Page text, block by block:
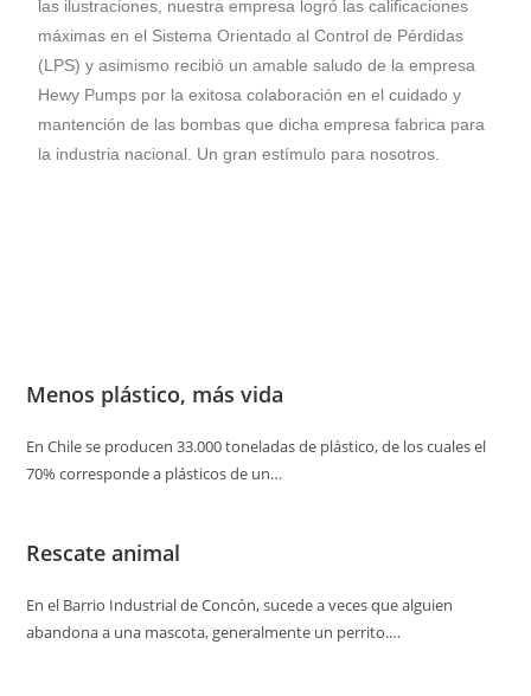
las ilustraciones, nuestra empresa logró las calificaciones
máximas en el Sistema Orientado al Control de Pérdidas
(LPS) y asimismo recibió un amable saludo de la empresa
Hewy Pumps por la exitosa colaboración en el cuidado y
mantención de las bombas que dicha empresa fabrica para
la industria nacional. Un gran estímulo para nosotros.
Menos plástico, más vida
En Chile se producen 33.000 toneladas de plástico, de los cuales el
70% corresponde a plásticos de un…
Rescate animal
En el Barrio Industrial de Concón, sucede a veces que alguien
abandona a una mascota, generalmente un perrito.…